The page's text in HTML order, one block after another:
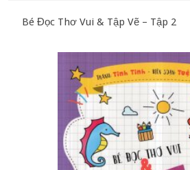
Bé Đọc Thơ Vui & Tập Vẽ – Tập 2